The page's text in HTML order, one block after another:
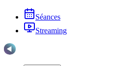
Séances
Streaming